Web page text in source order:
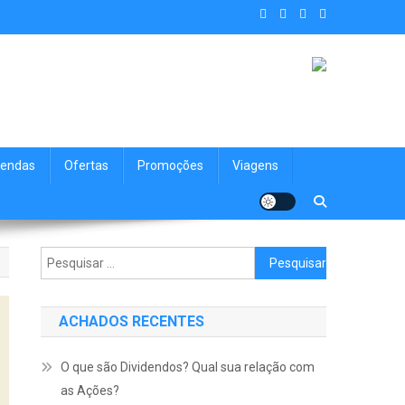
Ofertas Promoções Viagens
Pesquisar
por:
ACHADOS RECENTES
O que são Dividendos? Qual sua relação com
as Ações?